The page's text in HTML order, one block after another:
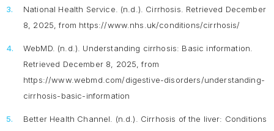
National Health Service. (n.d.). Cirrhosis . Retrieved December
8, 2025, from https://www.nhs.uk/conditions/cirrhosis/
WebMD. (n.d.). Understanding cirrhosis: Basic information
Retrieved December 8, 2025, from
https://www.webmd.com/digestive-disorders/understanding-
cirrhosis-basic-information
Better Health Channel. (n.d.). Cirrhosis of the liver: Conditions